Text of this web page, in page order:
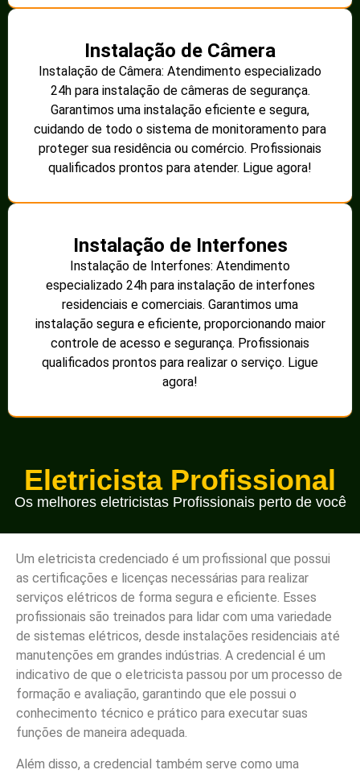
Instalação de Câmera
Instalação de Câmera: Atendimento especializado
24h para instalação de câmeras de segurança.
Garantimos uma instalação eficiente e segura,
cuidando de todo o sistema de monitoramento para
proteger sua residência ou comércio. Profissionais
qualificados prontos para atender. Ligue agora!
Instalação de Interfones
Instalação de Interfones: Atendimento
especializado 24h para instalação de interfones
residenciais e comerciais. Garantimos uma
instalação segura e eficiente, proporcionando maior
controle de acesso e segurança. Profissionais
qualificados prontos para realizar o serviço. Ligue
agora!
Eletricista Profissional
Os melhores eletricistas Profissionais perto de você
Um eletricista credenciado é um profissional que possui
as certificações e licenças necessárias para realizar
serviços elétricos de forma segura e eficiente. Esses
profissionais são treinados para lidar com uma variedade
de sistemas elétricos, desde instalações residenciais até
manutenções em grandes indústrias. A credencial é um
indicativo de que o eletricista passou por um processo de
formação e avaliação, garantindo que ele possui o
conhecimento técnico e prático para executar suas
funções de maneira adequada.
Além disso, a credencial também serve como uma